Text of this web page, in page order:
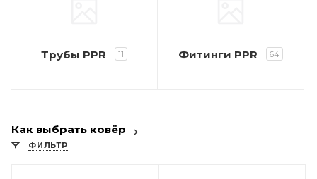
Трубы PPR 11 Фитинги PPR 64
Как выбрать ковёр
ФИЛЬТР